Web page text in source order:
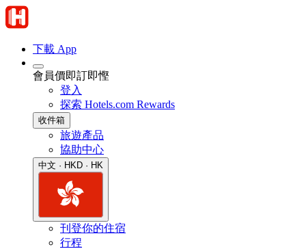
下載 App
會員價即訂即慳
登入
探索 Hotels.com Rewards
收件箱
旅遊產品
協助中心
中文 · HKD · HK
刊登你的住宿
行程